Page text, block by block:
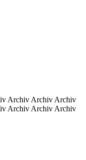
Archiv Archiv Archiv
Archiv Archiv Archiv